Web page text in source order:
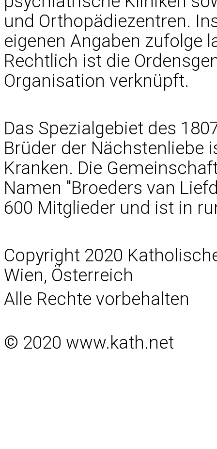
und Orthopädiezentren.
eigenen Angaben zufolge
Rechtlich ist die
Organisation verknüpft.
Das Spezialgebiet des
Brüder der Nächstenliebe
Kranken. Die
Namen "Broeders van
600 Mitglieder und ist in
Copyright 2020
Wien, Österreich
Alle Rechte vorbehalten
© 2020 www.kath.net